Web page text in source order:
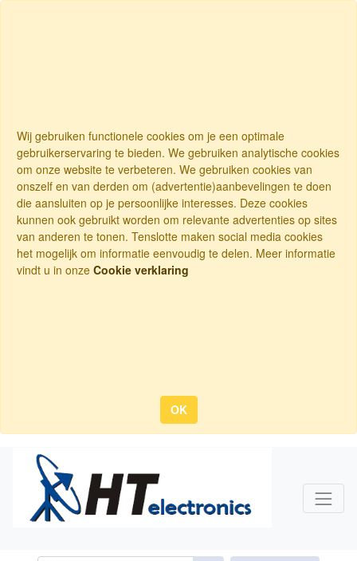
Wij gebruiken functionele cookies om je een optimale
gebruikerservaring te bieden. We gebruiken analytische cookies
om onze website te verbeteren. We gebruiken cookies van
onszelf en van derden om (advertentie)aanbevelingen te doen
die aansluiten op je persoonlijke interesses. Deze cookies
kunnen ook gebruikt worden om relevante advertenties op sites
van anderen te tonen. Tenslotte maken social media cookies
het mogelijk om informatie eenvoudig te delen. Meer informatie
vindt u in onze Cookie verklaring
OK